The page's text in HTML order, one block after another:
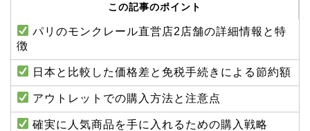
この記事のポイント
パリのモンクレール直営店2店舗の詳細情報と特
徴
日本と比較した価格差と免税手続きによる節約額
アウトレットでの購入方法と注意点
確実に人気商品を手に入れるための購入戦略